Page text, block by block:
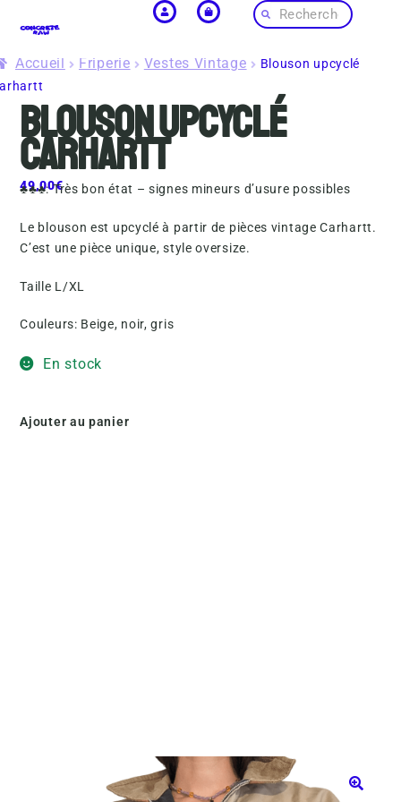
Accueil Friperie Vestes Vintage
Blouson upcyclé
Blouson upcyclé
Carhartt
49,00€
♣♣♣: Très bon état – signes mineurs d’usure possibles
Le blouson est upcyclé à partir de pièces vintage Carhartt.
C’est une pièce unique, style oversize.
Taille L/XL
Couleurs: Beige, noir, gris
En stock
Ajouter au panier